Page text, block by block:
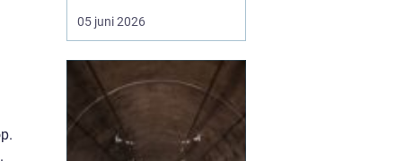
tillträdet upptäcker
brister som inte varit
kan handla om fukt i
konstruktioner, felaktigt
utförda renoveringar
eller tekniska probl...
05 juni 2026